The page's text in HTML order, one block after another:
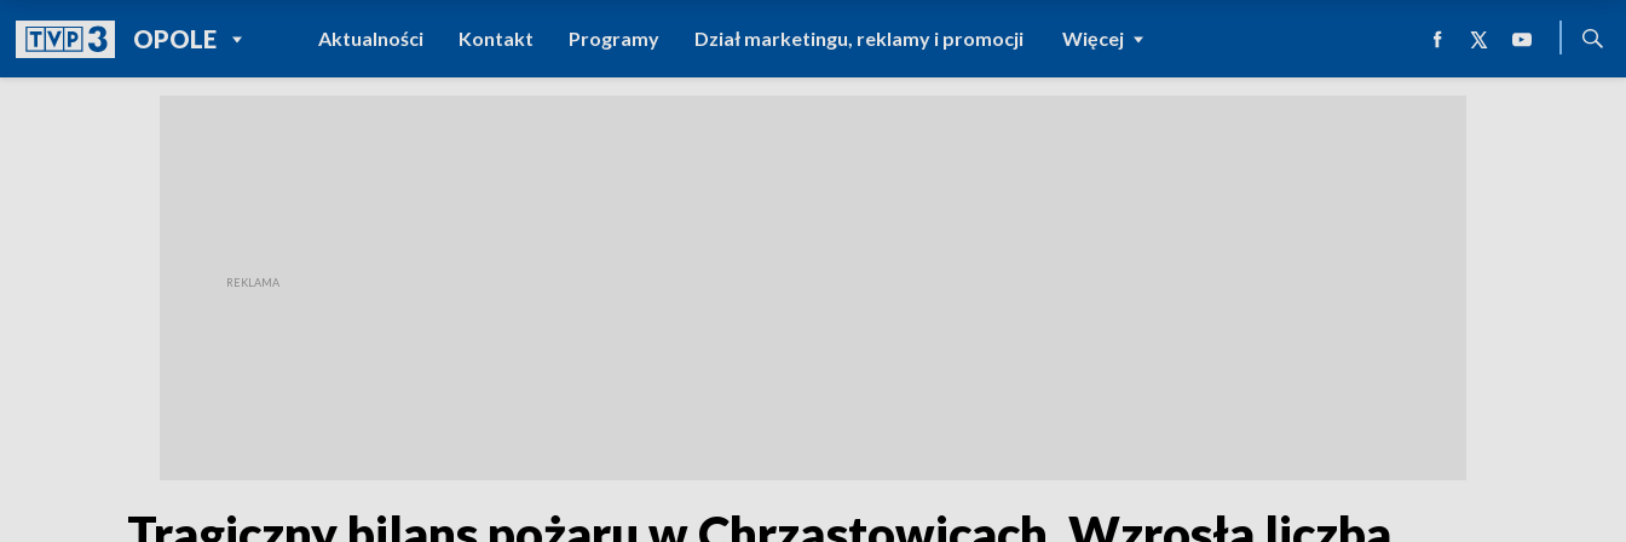
OPOLEPOWRÓT DO
TVP REGIONY
Aktualności Kontakt Programy Dział marketingu, reklamy i promocji Więcej